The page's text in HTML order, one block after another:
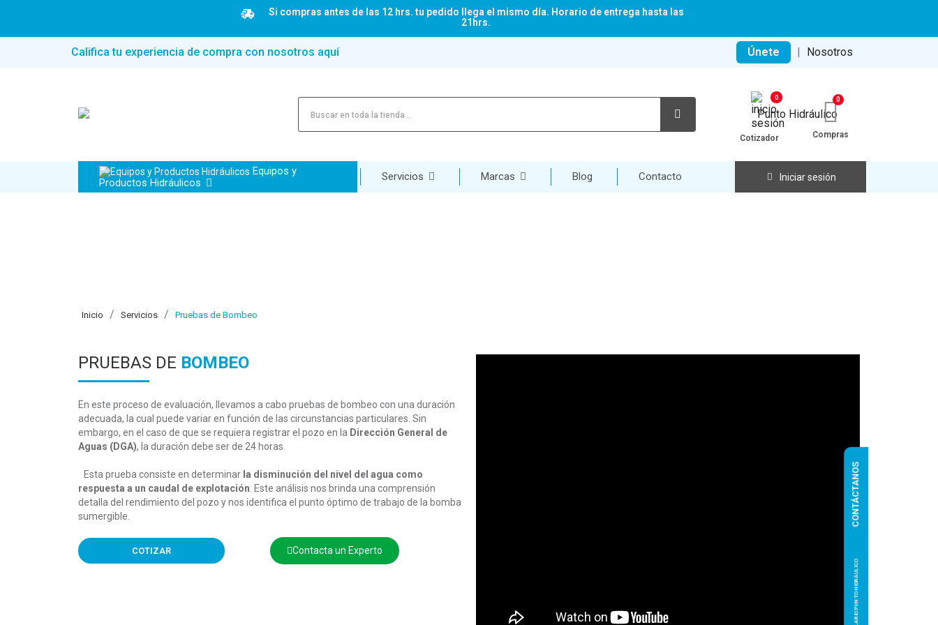
Si compras antes de las 12 hrs. tu pedido llega el mismo día. Horario de entrega hasta las
21hrs.
Califica tu experiencia de compra con nosotros aquí Únete | Nosotros
0
Cotizador Compras
Equipos y
Productos Hidráulicos
Servicios Marcas Blog Contacto Iniciar sesión
Inicio Servicios Pruebas de Bombeo
PRUEBAS DE BOMBEO
En este proceso de evaluación, llevamos a cabo pruebas de bombeo con una duración
adecuada, la cual puede variar en función de las circunstancias particulares. Sin
embargo, en el caso de que se requiera registrar el pozo en la Dirección General de
Aguas (DGA), la duración debe ser de 24 horas.
Esta prueba consiste en determinar la disminución del nivel del agua como
respuesta a un caudal de explotación . Este análisis nos brinda una comprensión
detalla del rendimiento del pozo y nos identifica el punto óptimo de trabajo de la bomba
sumergible.
COTIZAR Contacta un Experto
CONTÁCTANOS